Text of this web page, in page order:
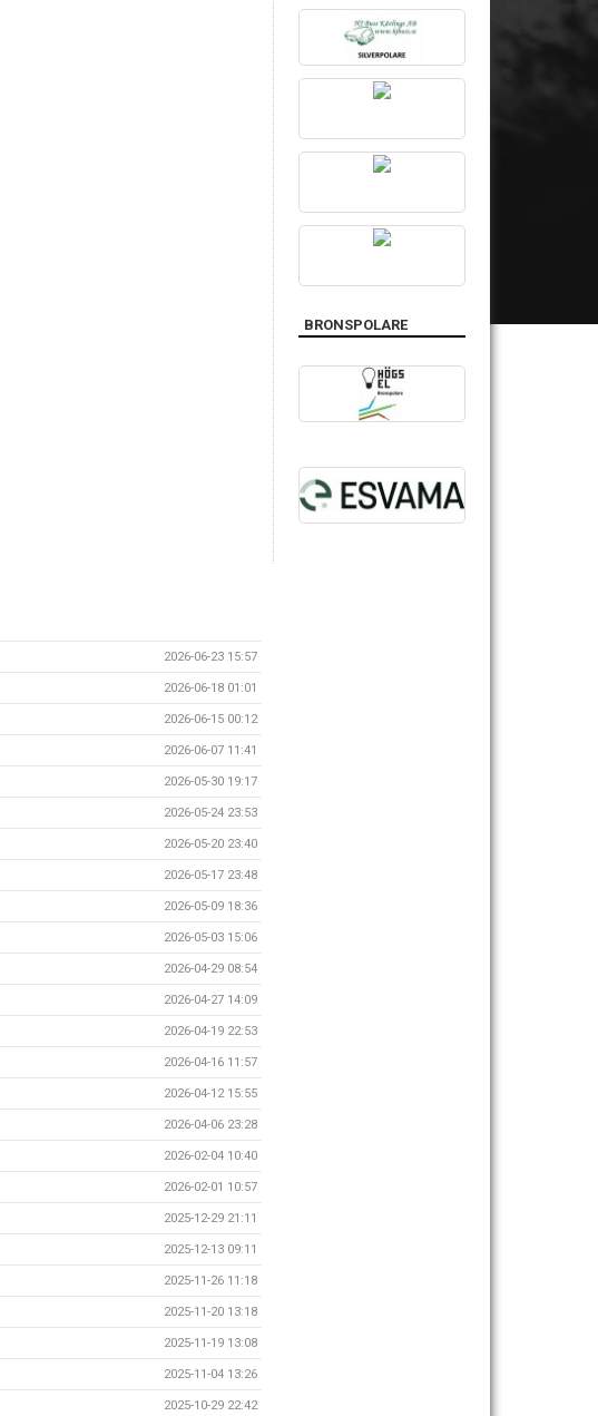
2026-06-23 15:57
2026-06-18 01:01
2026-06-15 00:12
2026-06-07 11:41
2026-05-30 19:17
2026-05-24 23:53
2026-05-20 23:40
2026-05-17 23:48
2026-05-09 18:36
2026-05-03 15:06
2026-04-29 08:54
2026-04-27 14:09
2026-04-19 22:53
2026-04-16 11:57
2026-04-12 15:55
2026-04-06 23:28
2026-02-04 10:40
2026-02-01 10:57
2025-12-29 21:11
2025-12-13 09:11
2025-11-26 11:18
2025-11-20 13:18
2025-11-19 13:08
2025-11-04 13:26
2025-10-29 22:42
BRONSPOLARE